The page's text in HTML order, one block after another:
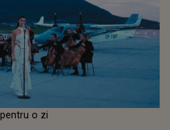
o zi